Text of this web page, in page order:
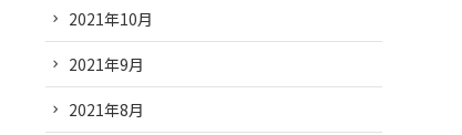
2021年10月
2021年9月
2021年8月